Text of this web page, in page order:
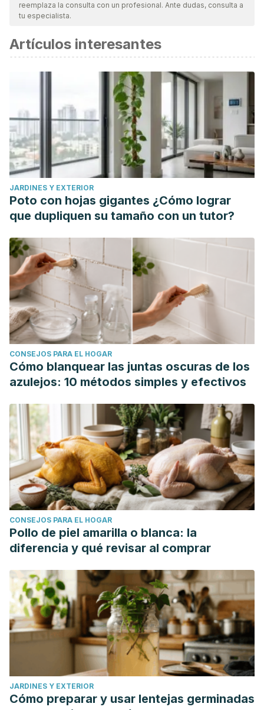
reemplaza la consulta con un profesional. Ante dudas, consulta a
tu especialista.
Artículos interesantes
JARDINES Y EXTERIOR
Poto con hojas gigantes ¿Cómo lograr
que dupliquen su tamaño con un tutor?
CONSEJOS PARA EL HOGAR
Cómo blanquear las juntas oscuras de los
azulejos: 10 métodos simples y efectivos
CONSEJOS PARA EL HOGAR
Pollo de piel amarilla o blanca: la
diferencia y qué revisar al comprar
JARDINES Y EXTERIOR
Cómo preparar y usar lentejas germinadas